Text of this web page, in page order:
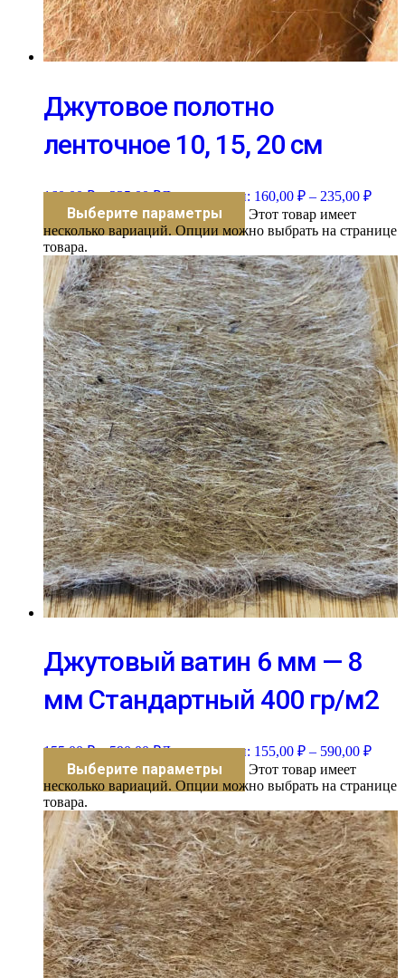
Джутовое полотно
ленточное 10, 15, 20 см
160,00₽ – 235,00₽Диапазон цен: 160,00 ₽ – 235,00 ₽
Выберите параметры
Этот товар имеет
несколько вариаций. Опции можно выбрать на странице
товара.
Джутовый ватин 6 мм — 8
мм Стандартный 400 гр/м2
155,00₽ – 590,00₽Диапазон цен: 155,00 ₽ – 590,00 ₽
Выберите параметры
Этот товар имеет
несколько вариаций. Опции можно выбрать на странице
товара.